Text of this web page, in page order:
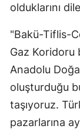
olduklarını
"Bakü-Tiflis-
Gaz Koridoru
Anadolu
oluşturduğu
taşıyoruz.
pazarlarına